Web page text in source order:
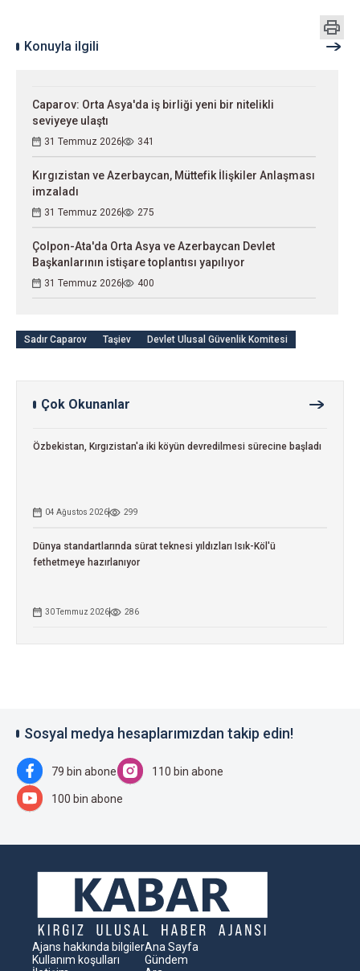
Konuyla ilgili
Caparov: Orta Asya'da iş birliği yeni bir nitelikli
seviyeye ulaştı
31 Temmuz 2026 341
Kırgızistan ve Azerbaycan, Müttefik İlişkiler Anlaşması
imzaladı
31 Temmuz 2026 275
Çolpon-Ata'da Orta Asya ve Azerbaycan Devlet
Başkanlarının istişare toplantısı yapılıyor
31 Temmuz 2026 400
Sadır Caparov Taşiev Devlet Ulusal Güvenlik Komitesi
Çok Okunanlar
Özbekistan, Kırgızistan'a iki köyün devredilmesi sürecine başladı
04 Ağustos 2026 299
Dünya standartlarında sürat teknesi yıldızları Isık-Köl'ü
fethetmeye hazırlanıyor
30 Temmuz 2026 286
Sosyal medya hesaplarımızdan takip edin!
79 bin abone 110 bin abone
100 bin abone
Ajans hakkında bilgiler
Kullanım koşulları
Ana Sayfa
Gündem